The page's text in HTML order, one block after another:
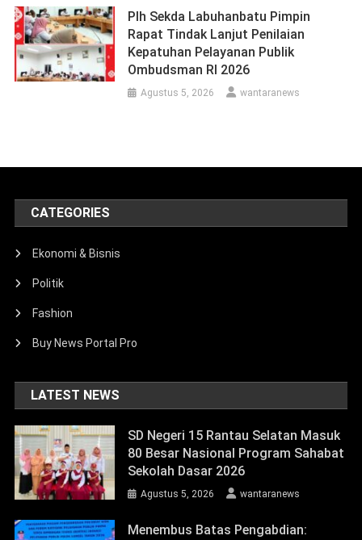
Plh Sekda Labuhanbatu Pimpin
Rapat Tindak Lanjut Penilaian
Kepatuhan Pelayanan Publik
Ombudsman RI 2026
Agustus 5, 2026 wantaranews
CATEGORIES
Ekonomi & Bisnis
Politik
Fashion
Buy News Portal Pro
LATEST NEWS
SD Negeri 15 Rantau Selatan Masuk
80 Besar Nasional Program Sahabat
Sekolah Dasar 2026
Agustus 5, 2026 wantaranews
Menembus Batas Pengabdian: